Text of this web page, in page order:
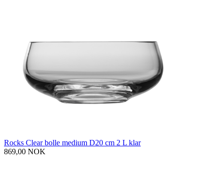
Rocks Clear bolle medium D20 cm 2 L klar
869,00 NOK